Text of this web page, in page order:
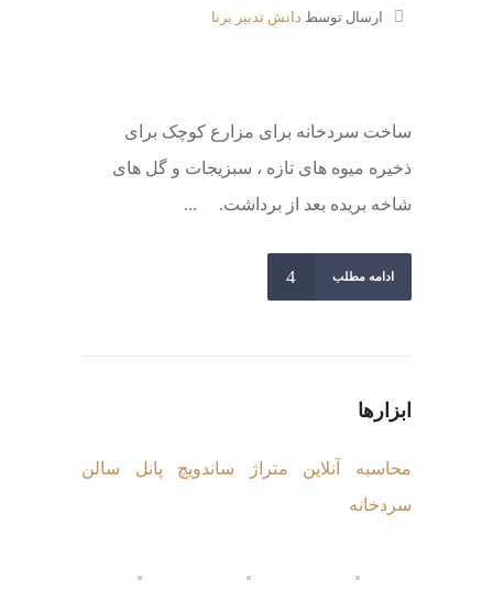
ارسال توسط دانش تدبیر برنا
ساخت سردخانه برای مزارع کوچک برای
ذخیره میوه های تازه ، سبزیجات و گل های
شاخه بریده بعد از برداشت. ...
ادامه مطلب
ابزارها
محاسبه آنلاین متراژ ساندویچ پانل سالن
سردخانه